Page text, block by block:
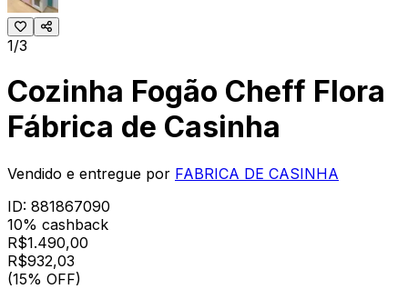
1/3
Cozinha Fogão Cheff Flora
Fábrica de Casinha
Vendido e entregue por FABRICA DE CASINHA
ID: 881867090
10% cashback
R$1.490,00
R$932,03
(15% OFF)